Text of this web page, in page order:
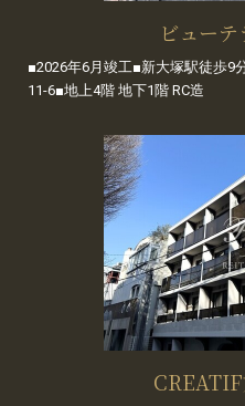
ビュー
■2026年6月竣工■新大塚駅徒歩9
11-6■地上4階 地下1階 RC造